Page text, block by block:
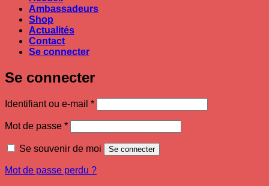
Ambassadeurs
Shop
Actualités
Contact
Se connecter
Se connecter
Identifiant ou e-mail *Obligatoire
Mot de passe *Obligatoire
Se souvenir de moi Se connecter
Mot de passe perdu ?